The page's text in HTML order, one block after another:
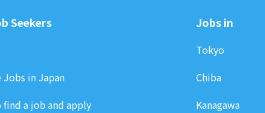
Seekers
Jobs in Japan
a job and apply
Jobs in
Tokyo
Chiba
Kanagawa